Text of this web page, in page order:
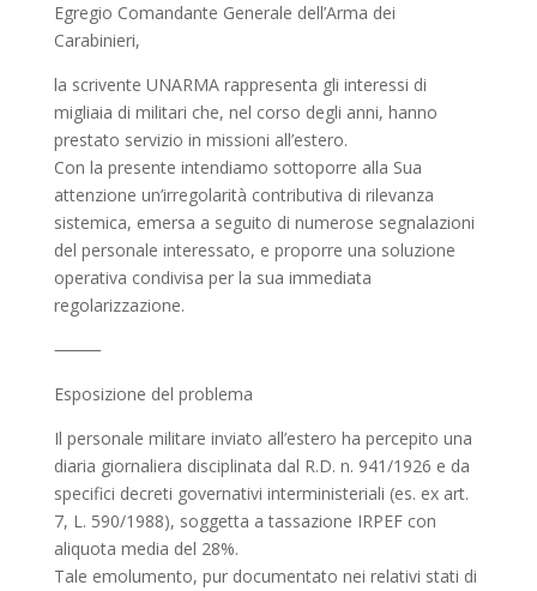
Egregio Comandante Generale dell’Arma dei
Carabinieri,
la scrivente UNARMA rappresenta gli interessi di
migliaia di militari che, nel corso degli anni, hanno
prestato servizio in missioni all’estero.
Con la presente intendiamo sottoporre alla Sua
attenzione un’irregolarità contributiva di rilevanza
sistemica, emersa a seguito di numerose segnalazioni
del personale interessato, e proporre una soluzione
operativa condivisa per la sua immediata
regolarizzazione.
⸻
Esposizione del problema
Il personale militare inviato all’estero ha percepito una
diaria giornaliera disciplinata dal R.D. n. 941/1926 e da
specifici decreti governativi interministeriali (es. ex art.
7, L. 590/1988), soggetta a tassazione IRPEF con
aliquota media del 28%.
Tale emolumento, pur documentato nei relativi stati di